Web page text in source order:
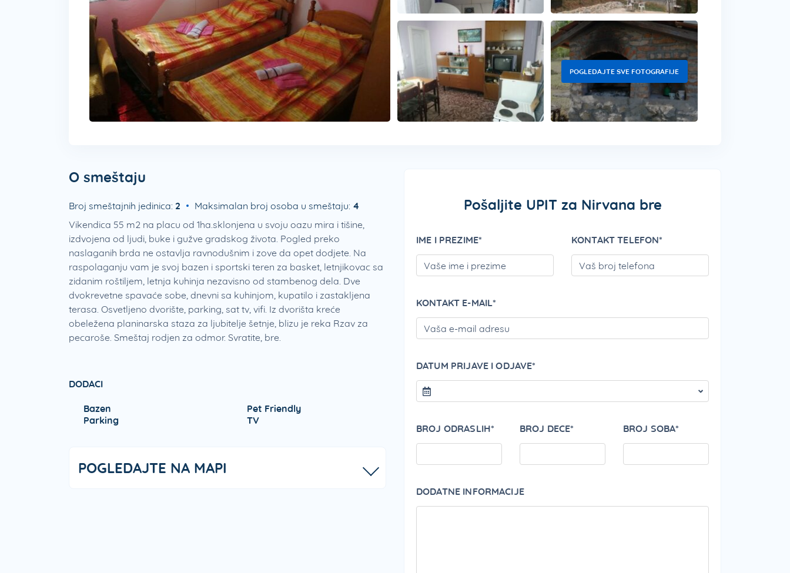
POGLEDAJTE SVE FOTOGRAFIJE
O smeštaju
Broj smeštajnih jedinica: 2 Maksimalan broj osoba u smeštaju: 4
Vikendica 55 m2 na placu od 1ha.sklonjena u svoju oazu mira i tišine,
izdvojena od ljudi, buke i gužve gradskog života. Pogled preko
naslaganih brda ne ostavlja ravnodušnim i zove da opet dodjete. Na
raspolaganju vam je svoj bazen i sportski teren za basket, letnjikovac sa
zidanim roštiljem, letnja kuhinja nezavisno od stambenog dela. Dve
dvokrevetne spavaće sobe, dnevni sa kuhinjom, kupatilo i zastakljena
terasa. Osvetljeno dvorište, parking, sat tv, vifi. Iz dvorišta kreće
obeležena planinarska staza za ljubitelje šetnje, blizu je reka Rzav za
pecaroše. Smeštaj rodjen za odmor. Svratite, bre.
DODACI
Bazen
Parking
Pet Friendly
TV
POGLEDAJTE NA MAPI
Pošaljite UPIT za Nirvana bre
IME I PREZIME* PLEASE LEAVE THIS FIELD EMPTY.
KONTAKT TELEFON*
KONTAKT E-MAIL*
DATUM PRIJAVE I ODJAVE*
BROJ ODRASLIH* BROJ DECE* BROJ SOBA*
DODATNE INFORMACIJE